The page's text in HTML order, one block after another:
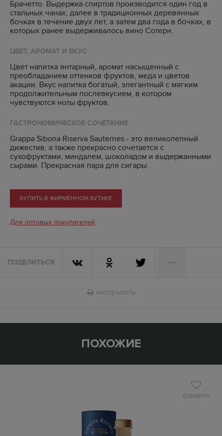
Брачетто. Выдержка спиртов производится один год в
стальных чанах, далее в традиционных деревянных
бочках в течение двух лет, а затем два года в бочках, в
которых ранее выдерживалось вино Сотерн.
ЦВЕТ, АРОМАТ И ВКУС
Цвет напитка янтарный, аромат насыщенный с
преобладанием оттенков фруктов, меда и цветов
акации. Вкус напитка богатый, элегантный c мягким
продолжительным послевкусием, в котором
чувствуются ноты фруктов.
ГАСТРОНОМИЧЕСКОЕ СОЧЕТАНИЕ
Grappa Sibona Riserva Sauternes - это великолепный
дижестив, а также прекрасно сочетается с
сухофруктами, миндалем, шоколадом и выдержанными
сырами. Прекрасная пара для сигары.
КУПИТЬ В ФИРМЕННОМ БУТИКЕ
Для оптовых покупателей
ПОДЕЛИТЬСЯ
РАСПЕЧАТАТЬ
ПОХОЖИЕ
ДОБАВИТЬ